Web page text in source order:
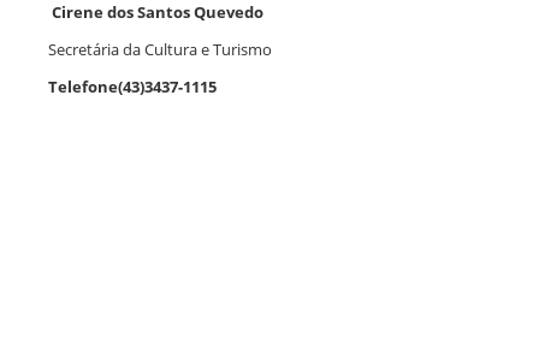
Cirene dos Santos Quevedo
Secretária da Cultura e Turismo
Telefone(43)3437-1115